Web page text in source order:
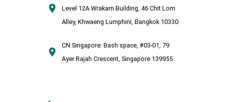
Level 12A Wrakarn Building, 46 Chit Lom
Alley, Khwaeng Lumphini, Bangkok 10330
CN Singapore: Bash space, #03-01, 79
Ayer Rajah Crescent, Singapore 139955